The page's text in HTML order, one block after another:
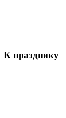
К празднику